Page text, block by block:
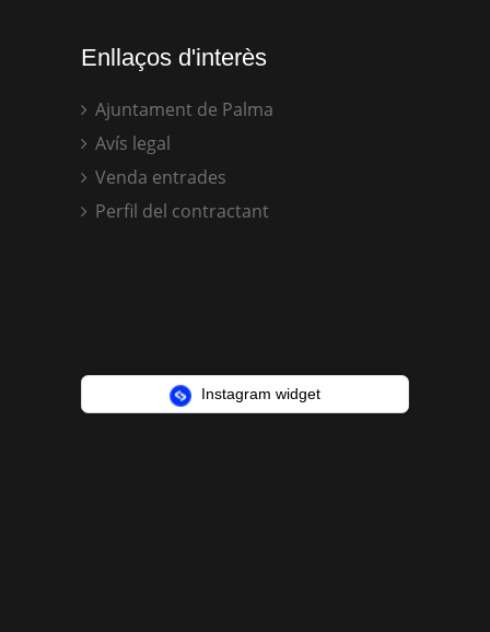
Enllaços d'interès
Ajuntament de Palma
Avís legal
Venda entrades
Perfil del contractant
Instagram widget